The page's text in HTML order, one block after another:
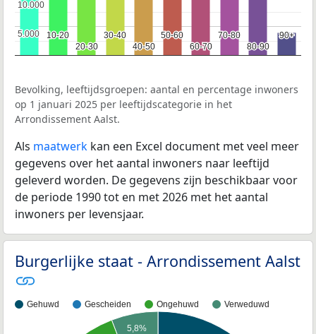
10-20
10-20
20-30
20-30
30-40
30-40
40-50
40-50
50-60
50-60
60-70
60-70
70-80
70-80
80-90
80-90
90+
90+
5.000
5.000
10.000
10.000
Bevolking, leeftijdsgroepen: aantal en percentage inwoners
op 1 januari 2025 per leeftijdscategorie in het
Arrondissement Aalst.
Als maatwerk kan een Excel document met veel meer
gegevens over het aantal inwoners naar leeftijd
geleverd worden. De gegevens zijn beschikbaar voor
de periode 1990 tot en met 2026 met het aantal
inwoners per levensjaar.
Burgerlijke staat - Arrondissement Aalst
Gehuwd Gescheiden Ongehuwd Verweduwd
5,8%